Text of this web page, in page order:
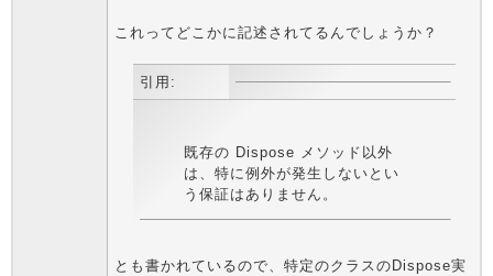
これってどこかに記述されてるんでしょうか？
引用:
既存の Dispose メソッド以外
は、特に例外が発生しないとい
う保証はありません。
とも書かれているので、特定のクラスのDispose実